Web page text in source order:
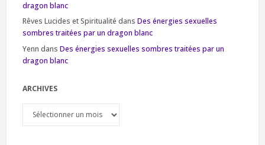
dragon blanc
Rêves Lucides et Spiritualité dans Des énergies sexuelles
sombres traitées par un dragon blanc
Yenn dans Des énergies sexuelles sombres traitées par un
dragon blanc
ARCHIVES